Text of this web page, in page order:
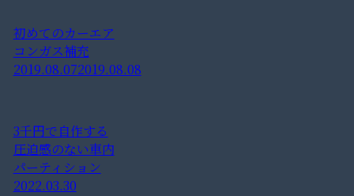
初めてのカーエア
コンガス補充
2019.08.072019.08.08
3千円で自作する
圧迫感のない車内
パーティション
2022.03.30